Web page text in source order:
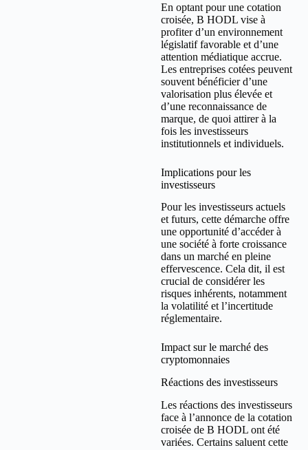
En optant pour une cotation
croisée, B HODL vise à
profiter d’un environnement
législatif favorable et d’une
attention médiatique accrue.
Les entreprises cotées peuvent
souvent bénéficier d’une
valorisation plus élevée et
d’une reconnaissance de
marque, de quoi attirer à la
fois les investisseurs
institutionnels et individuels.
Implications pour les
investisseurs
Pour les investisseurs actuels
et futurs, cette démarche offre
une opportunité d’accéder à
une société à forte croissance
dans un marché en pleine
effervescence. Cela dit, il est
crucial de considérer les
risques inhérents, notamment
la volatilité et l’incertitude
réglementaire.
Impact sur le marché des
cryptomonnaies
Réactions des investisseurs
Les réactions des investisseurs
face à l’annonce de la cotation
croisée de B HODL ont été
variées. Certains saluent cette